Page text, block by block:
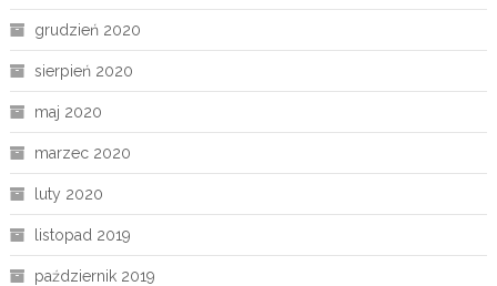
grudzień 2020
sierpień 2020
maj 2020
marzec 2020
luty 2020
listopad 2019
październik 2019